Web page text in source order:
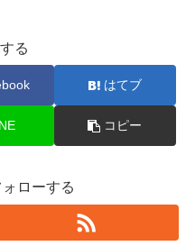
る
はてブ
コピー
ローする